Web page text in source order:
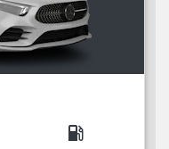
local_gas_station